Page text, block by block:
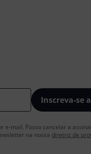
Inscreva-se
e-mail. Posso cancelar a
na nossa diretriz de